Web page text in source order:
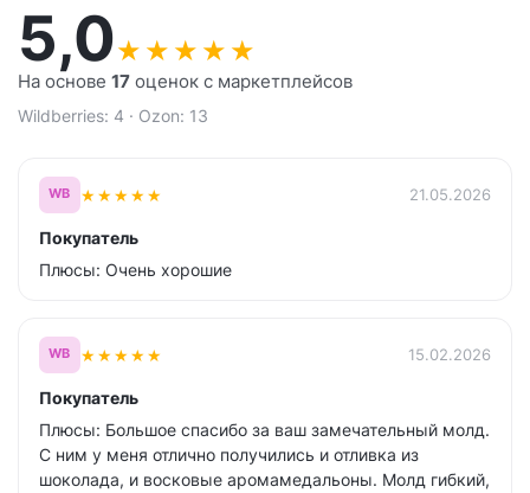
5,0★ ★ ★ ★ ★
На основе 17 оценок с маркетплейсов
Wildberries: 4 · Ozon: 13
WB ★★★★★ 21.05.2026
Покупатель
Плюсы: Очень хорошие
WB ★★★★★ 15.02.2026
Покупатель
Плюсы: Большое спасибо за ваш замечательный молд.
С ним у меня отлично получились и отливка из
шоколада, и восковые аромамедальоны. Молд гибкий,